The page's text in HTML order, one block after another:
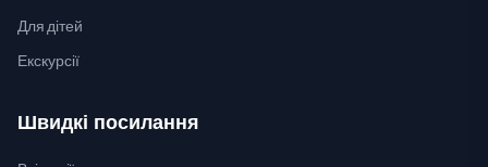
Для дітей
Екскурсії
Швидкі посилання